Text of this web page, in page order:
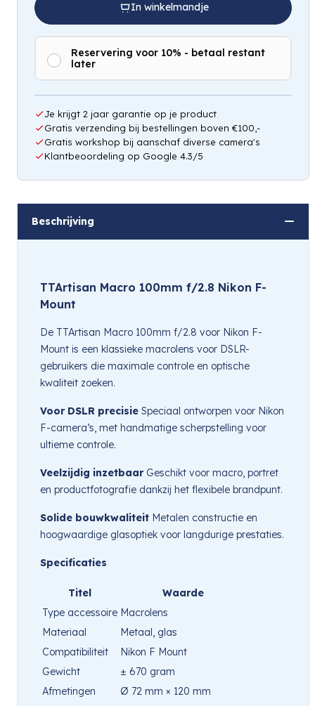
Hou mij op de hoogte
In winkelmandje
Reservering voor 10% - betaal restant
later
Je krijgt 2 jaar garantie op je product
Gratis verzending bij bestellingen boven €100,-
Gratis workshop bij aanschaf diverse camera's
Klantbeoordeling op Google 4.3/5
Beschrijving
TTArtisan Macro 100mm f/2.8 Nikon F-
Mount
De TTArtisan Macro 100mm f/2.8 voor Nikon F-
Mount is een klassieke macrolens voor DSLR-
gebruikers die maximale controle en optische
kwaliteit zoeken.
Voor DSLR precisie Speciaal ontworpen voor Nikon
F-camera’s, met handmatige scherpstelling voor
ultieme controle.
Veelzijdig inzetbaarGeschikt voor macro, portret
en productfotografie dankzij het flexibele brandpunt.
Solide bouwkwaliteit Metalen constructie en
hoogwaardige glasoptiek voor langdurige prestaties.
Specificaties
Titel
Waarde
Type accessoire Macrolens
Materiaal
Metaal, glas
Compatibiliteit
Nikon F Mount
Gewicht
± 670 gram
Afmetingen
Ø 72 mm × 120 mm